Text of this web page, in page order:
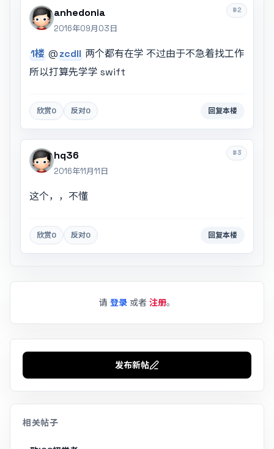
#2
anhedonia
2016年09月03日
1楼 @zcdll 两个都有在学 不过由于不急着找工作
所以打算先学学 swift
欣赏0 反对0 回复本楼
#3
hq36
2016年11月11日
这个，，不懂
欣赏0 反对0 回复本楼
请 登录 或者 注册。
发布新帖
相关帖子